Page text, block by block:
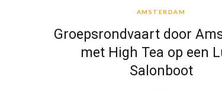
AMSTERDAM
Groepsrondvaart door
met High Tea op een
Salonboot